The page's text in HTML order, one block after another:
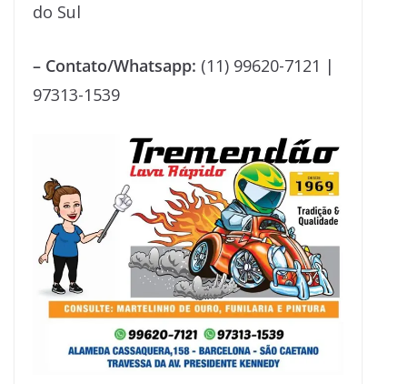
do Sul
– Contato/Whatsapp: (11) 99620-7121 |
97313-1539